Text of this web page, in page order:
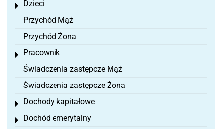
Dzieci
Toggle menu
Przychód Mąż
Przychód Żona
Pracownik
Toggle menu
Świadczenia zastępcze Mąż
Świadczenia zastępcze Żona
Dochody kapitałowe
Toggle menu
Dochód emerytalny
Toggle menu